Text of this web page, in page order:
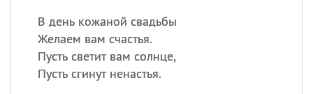
В день кожаной свадьбы
Желаем вам счастья.
Пусть светит вам солнце,
Пусть сгинут ненастья.